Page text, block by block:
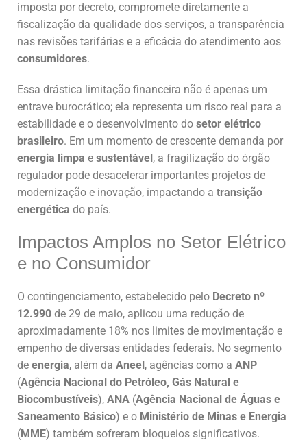
imposta por decreto, compromete diretamente a
fiscalização da qualidade dos serviços, a transparência
nas revisões tarifárias e a eficácia do atendimento aos
consumidores.
Essa drástica limitação financeira não é apenas um
entrave burocrático; ela representa um risco real para a
estabilidade e o desenvolvimento do setor elétrico
brasileiro. Em um momento de crescente demanda por
energia limpa e sustentável , a fragilização do órgão
regulador pode desacelerar importantes projetos de
modernização e inovação, impactando a transição
energética do país.
Impactos Amplos no Setor Elétrico
e no Consumidor
O contingenciamento, estabelecido pelo Decreto nº
12.990 de 29 de maio, aplicou uma redução de
aproximadamente 18% nos limites de movimentação e
empenho de diversas entidades federais. No segmento
de energia, além da Aneel , agências como a ANP
(Agência Nacional do Petróleo, Gás Natural e
Biocombustíveis), ANA (Agência Nacional de Águas e
Saneamento Básico) e o Ministério de Minas e Energia
(MME) também sofreram bloqueios significativos.